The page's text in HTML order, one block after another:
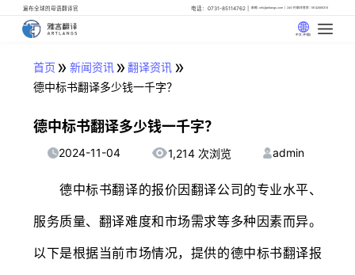
遍布全球的母语翻译官 电话：0731-85114762 邮箱: info@artlangs.com 24小时翻译管家: 18142666316
中文 (中国)
首页 » 新闻资讯» 翻译资讯 »
德中标书翻译多少钱一千字？
德中标书翻译多少钱一千字？
2024-11-04 1,214 次浏览 admin
德中标书翻译的报价因翻译公司的专业水平、
服务质量、翻译难度和市场需求等多种因素而异。
以下是根据当前市场情况，提供的德中标书翻译报